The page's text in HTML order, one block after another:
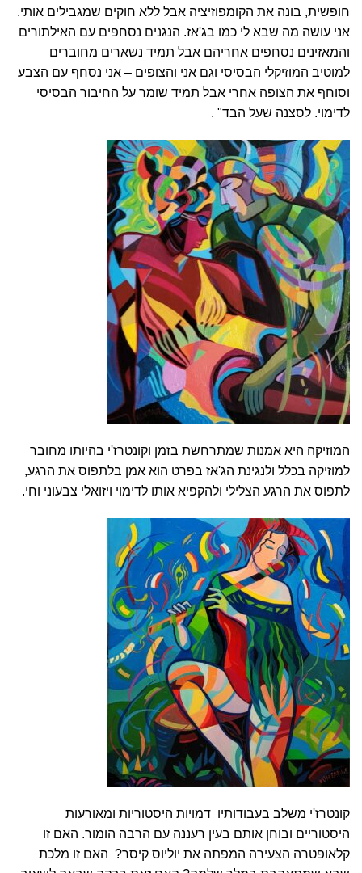
חופשית, בונה את הקומפוזיציה אבל ללא חוקים שמגבילים אותי.
אני עושה מה שבא לי כמו בג'אז. הנגנים נסחפים עם האילתורים
והמאזינים נסחפים אחריהם אבל תמיד נשארים מחוברים
למוטיב המוזיקלי הבסיסי וגם אני והצופים – אני נסחף עם הצבע
וסוחף את הצופה אחרי אבל תמיד שומר על החיבור הבסיסי
לדימוי. לסצנה שעל הבד" .
המוזיקה היא אמנות שמתרחשת בזמן וקונטרז'י בהיותו מחובר
למוזיקה בכלל ולנגינת הג'אז בפרט הוא אמן בלתפוס את הרגע,
לתפוס את הרגע הצלילי ולהקפיא אותו לדימוי ויזואלי צבעוני וחי.
קונטרז'י משלב בעבודותיו דמויות היסטוריות ומאורעות
היסטוריים ובוחן אותם בעין רעננה עם הרבה הומור. האם זו
קלאופטרה הצעירה המפתה את יוליוס קיסר? האם זו מלכת